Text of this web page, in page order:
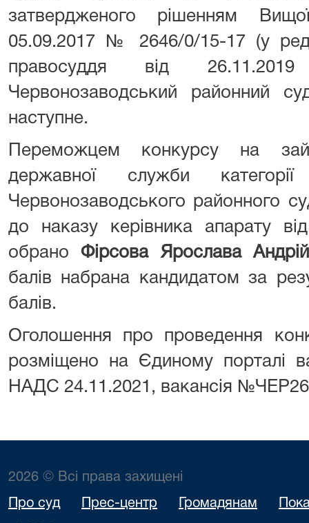
затвердженого рішенням
05.09.2017 № 2646/0/15-17 (у
правосуддя від
Червонозаводський районний
наступне.
Переможцем конкурсу на
державної служби
Червонозаводського районного
до наказу керівника апарату
обраноФірсова Ярослава
балів набрана кандидатом за
балів.
Оголошення про проведення
розміщено на Єдиному порталі
НАДС 24.11.2021, вакансія
2026 © Всі права захищені
Про суд Прес-центр Громадянам